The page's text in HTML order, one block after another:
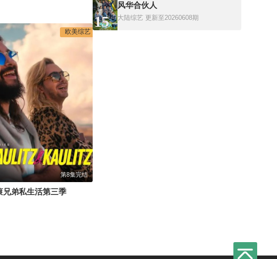
欧美综艺
第8集完结
兄弟私生活第三季
15
风华合伙人
大陆综艺 更新至20260608期